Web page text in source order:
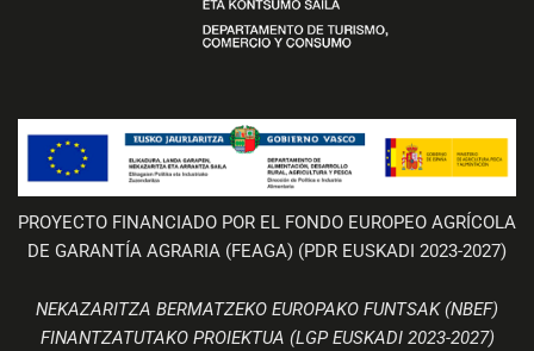
PROYECTO FINANCIADO POR EL FONDO EUROPEO AGRÍCOLA
DE GARANTÍA AGRARIA (FEAGA) (PDR EUSKADI 2023-2027)
NEKAZARITZA BERMATZEKO EUROPAKO FUNTSAK (NBEF)
FINANTZATUTAKO PROIEKTUA (LGP EUSKADI 2023-2027)